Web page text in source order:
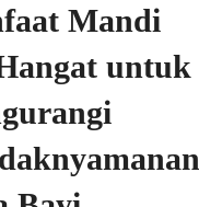
Mandi
untuk